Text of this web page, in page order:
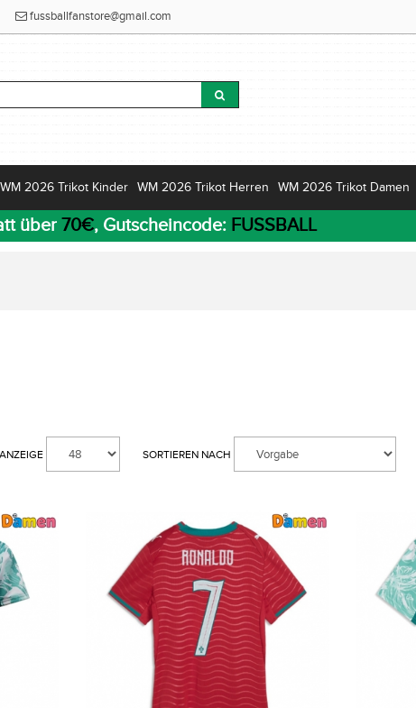
fussballfanstore@gmail.com
WM 2026 Trikot Kinder WM 2026 Trikot Herren WM 2026 Trikot Damen
über 70€, Gutscheincode: FUSSBALL
SORTIEREN NACH
ANZEIGE